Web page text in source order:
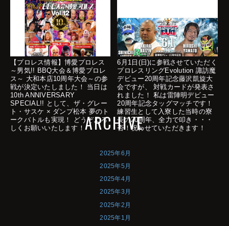
【プロレス情報】博愛プロレス
～男気!! BBQ大会＆博愛プロレ
ス～ 大和本店10周年大会～の参
戦が決定いたしました！ 当日は
10th ANNIVERSARY
SPECIAL!! として、ザ・グレー
ト・サスケ × ダンプ松本 夢のト
ークバトルも実現！ どうぞよろ
しくお願いいたします！
6月1日(日)に参戦させていただく
プロレスリングEvolution 諏訪魔
デビュー20周年記念藤沢凱旋大
会ですが、 対戦カードが発表さ
れました！ 私は雷陣明デビュー
20周年記念タッグマッチです！
練習生として入寮した当時の寮
長の20周年、全力で叩き・・・
否！祝わせていただきます！
ARCHIVE
2025年6月
2025年5月
2025年4月
2025年3月
2025年2月
2025年1月